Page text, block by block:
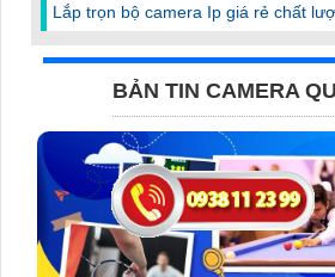
Lắp trọn bộ camera Ip giá rẻ chất
BẢN TIN CAMERA